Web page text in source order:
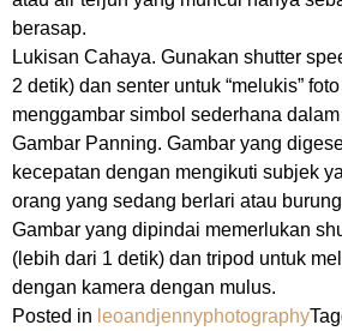
berasap.
Lukisan Cahaya. Gunakan shutter
2 detik) dan senter untuk “melukis”
menggambar simbol sederhana
Gambar Panning. Gambar yang
kecepatan dengan mengikuti subjek
orang yang sedang berlari atau
Gambar yang dipindai memerlukan
(lebih dari 1 detik) dan tripod untuk
dengan kamera dengan mulus.
Posted in leoandjennyphotography